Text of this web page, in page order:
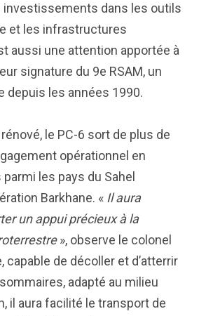
investissements dans les outils
et les infrastructures
aussi une attention apportée à
signature du 9e RSAM, un
depuis les années 1990.
le PC-6 sort de plus de
opérationnel en
les pays du Sahel
Barkhane. « Il aura
un appui précieux à la
», observe le colonel
capable de décoller et d’atterrir
adapté au milieu
il aura facilité le transport de